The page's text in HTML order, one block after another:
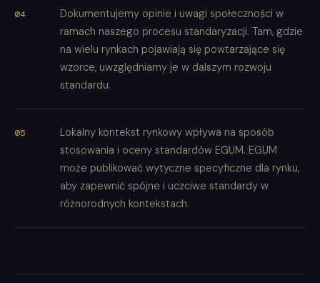
Dokumentujemy opinie i uwagi społeczności w
ramach naszego procesu standaryzacji. Tam, gdzie
na wielu rynkach pojawiają się powtarzające się
wzorce, uwzględniamy je w dalszym rozwoju
standardu.
Lokalny kontekst rynkowy wpływa na sposób
stosowania i oceny standardów EGUM. EGUM
może publikować wytyczne specyficzne dla rynku,
aby zapewnić spójne i uczciwe standardy w
różnorodnych kontekstach.